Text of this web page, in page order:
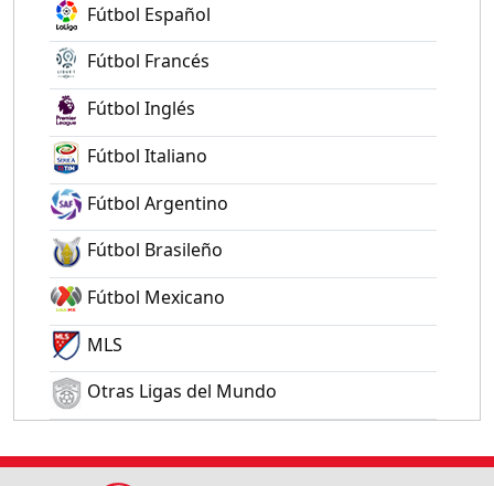
Fútbol Español
Fútbol Francés
Fútbol Inglés
Fútbol Italiano
Fútbol Argentino
Fútbol Brasileño
Fútbol Mexicano
MLS
Otras Ligas del Mundo